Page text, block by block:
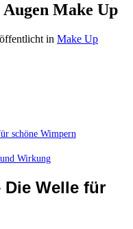
Make Up
in Make Up
schöne Wimpern
Wirkung
Welle für